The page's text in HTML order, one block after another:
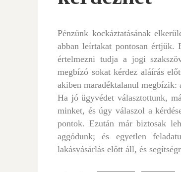
Pénzünk kockáztatásának
abban leírtakat pontosan
értelmezni tudja a jogi
megbízó sokat kérdez aláírás
akiben maradéktalanul
Ha jó ügyvédet választottunk,
minket, és úgy válaszol a
pontok. Ezután már biztosak
aggódunk; és egyetlen
lakásvásárlás előtt áll, és